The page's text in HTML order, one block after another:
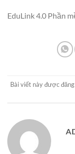
EduLink 4.0 Phần
Bài viết này được